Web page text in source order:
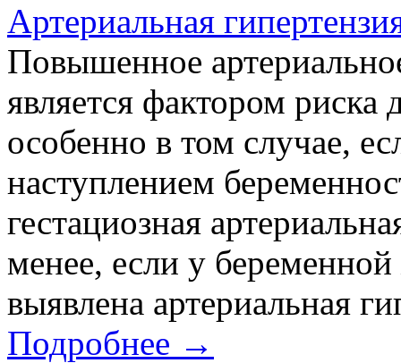
Артериальная
Повышенное
является фактором риска
особенно в том случае,
наступлением
гестациозная
менее, если у
выявлена артериальная
Подробнее →